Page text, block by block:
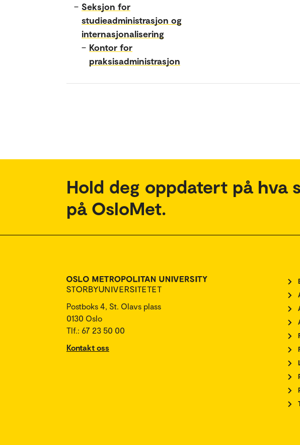
– Seksjon for
studieadministrasjon og
internasjonalisering
– Kontor for
praksisadministrasjon
Hold deg oppdatert på hva
på OsloMet.
Postboks 4, St. Olavs plass
0130 Oslo
Tlf.: 67 23 50 00
Kontakt oss